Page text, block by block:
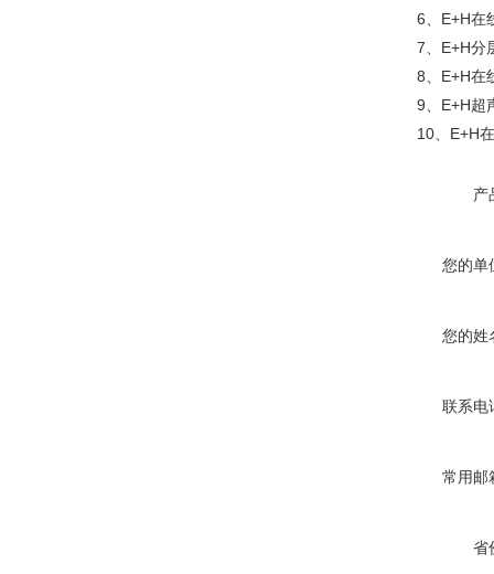
6、E+H在线
7、E+H分层
8、E+H在线
9、E+H超声
10、E+H在
产
您的单
您的姓
联系电
常用邮
省